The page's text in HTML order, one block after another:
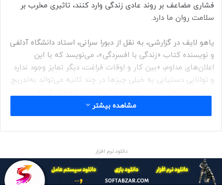
فشاری مضاعف بر روند عادی زندگی وارد کنند، تاثیری مخرب بر
سلامت روان ما دارد.
یاهو لایف در گزارشی، به نقل از دبورا سرانی، استاد دانشگاه آدلفی
و نویسنده کتاب «زندگی با افسردگی»، می‌نویسد که با این
اعلان‌های مداوم، «بین کار و اوقات فراغت، دیگر تمایز وجود ندارد
و توانایی دستیابی به خیلی چیزها در چند ثانیه می‌تواند به‌تدریج
به گفته ژاک آمبروز، روانپزشک مرکز پزشکی ایروینگ دانشگاه
نیویورک‌ــ‌پرسبیتریان در کلمبیا، فراگیر بودن دستگاه‌های هوشمند
به‌میزان قابل‌توجهی بالا برده است؛ تا جایی که جدا از تلفن‌های
مستقیم و پیام‌های متنی و صوتی اطرافیان، برنامه‌ها و شبکه‌های
اجتماعی حضور بسیار پررنگی در زندگی روزمره ما دارند و لحظه‌ای
مشاهده بیشتر
دانلود نرم افزار